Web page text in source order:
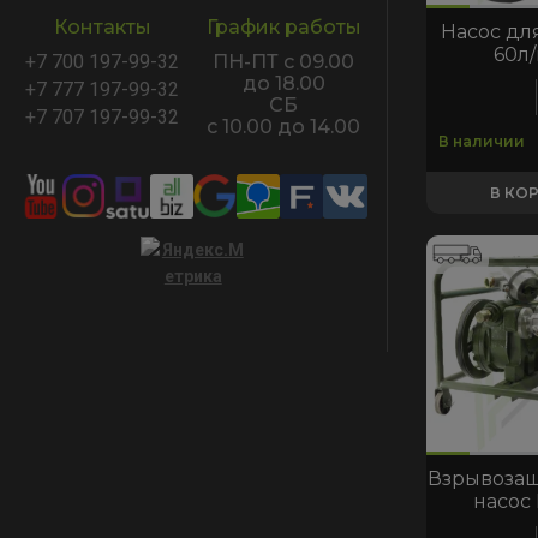
Насос
В наличии
В
насос
Контакты
+7 700 197-99-32
+7 777 197-99-32
+7 707 197-99-32
График работы
ПН-ПТ с 09.00
до 18.00
СБ
с 10.00 до 14.00